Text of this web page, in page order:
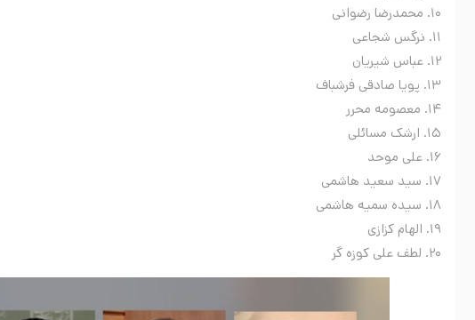
۱۰. محمدرضا رضوانى
۱۱. نرگس شجاعی
۱۲. عباس شیریان
۱۳. پویا صادقی فرشباف
۱۴. معصومه محرر
۱۵. ارشک مسائلی
۱۶. علی موحد
۱۷. سید سعید هاشمی
۱۸. سیده سمیه هاشمی
۱۹. الهام کزازی
۲۰. لطف علی کوزه گر